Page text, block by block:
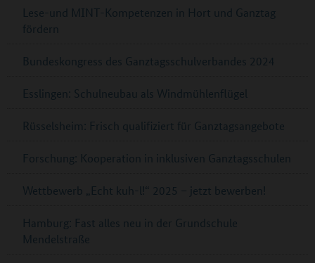
Lese-und MINT-Kompetenzen in Hort und Ganztag
fördern
Bundeskongress des Ganztagsschulverbandes 2024
Esslingen: Schulneubau als Windmühlenflügel
Rüsselsheim: Frisch qualifiziert für Ganztagsangebote
Forschung: Kooperation in inklusiven Ganztagsschulen
Wettbewerb „Echt kuh-l!“ 2025 – jetzt bewerben!
Hamburg: Fast alles neu in der Grundschule
Mendelstraße